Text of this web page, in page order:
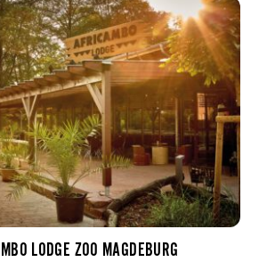
LODGE ZOO MAGDEBURG